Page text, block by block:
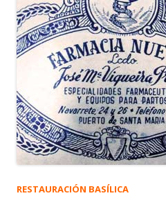
RESTAURACIÓN BASÍLICA